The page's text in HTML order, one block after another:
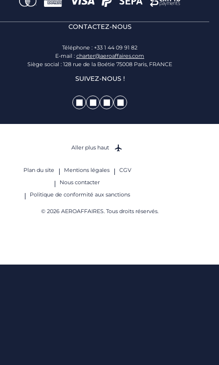
CONTACTEZ-NOUS
Téléphone : +33 1 44 09 91 82
E-mail : charter@aeroaffaires.com
Siège social : 128 rue de la Boétie 75008 Paris, FRANCE
SUIVEZ-NOUS !
Plan du site Mentions légales
CGV
Nous contacter
Politique de conformité aux sanctions
© 2026 AEROAFFAIRES. Tous droits réservés.
Aller plus haut